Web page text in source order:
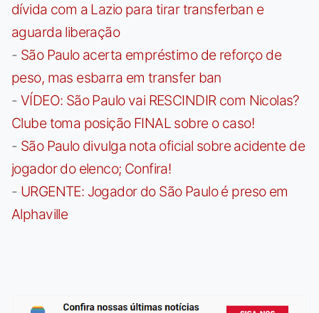
dívida com a Lazio para tirar transferban e
aguarda liberação
- São Paulo acerta empréstimo de reforço de
peso, mas esbarra em transfer ban
- VÍDEO: São Paulo vai RESCINDIR com Nicolas?
Clube toma posição FINAL sobre o caso!
- São Paulo divulga nota oficial sobre acidente de
jogador do elenco; Confira!
- URGENTE: Jogador do São Paulo é preso em
Alphaville